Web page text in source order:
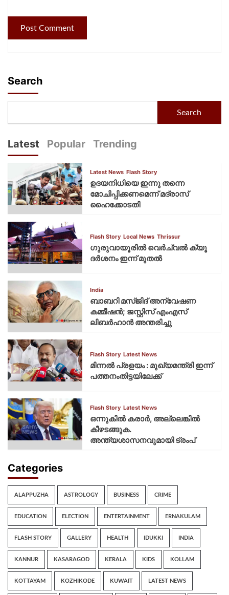
Search
Search
Latest Popular Trending
Latest News Flash Story
ഉദയനിധിയെ ഇന്നു തന്നെ
മോചിപ്പിക്കണമെന്ന് മദ്രാസ്
ഹൈക്കോടതി
Flash Story Local News Thrissur
ഗുരുവായൂരില്‍ വെര്‍ച്വല്‍ ക്യൂ
ദര്‍ശനം ഇന്ന് മുതല്‍
India
ബാബറി മസ്ജിദ് അന്വേഷണ
കമ്മീഷന്‍; ജസ്റ്റിസ് എംഎസ്
ലിബര്‍ഹാന്‍ അന്തരിച്ചു
Flash Story Latest News
മിന്നല്‍ പ്രളയം : മുഖ്യമന്ത്രി ഇന്ന്
പത്തനംതിട്ടയിലേക്ക്
Flash Story Latest News
ഒന്നുകില്‍ കരാര്‍, അല്ലെങ്കില്‍
കീഴടങ്ങുക.
അന്ത്യശാസനവുമായി ട്രംപ്
Categories
ALAPPUZHA ASTROLOGY BUSINESS CRIME
EDUCATION ELECTION ENTERTAINMENT ERNAKULAM
FLASH STORY GALLERY HEALTH IDUKKI INDIA
KANNUR KASARAGOD KERALA KIDS KOLLAM
KOTTAYAM KOZHIKODE KUWAIT LATEST NEWS